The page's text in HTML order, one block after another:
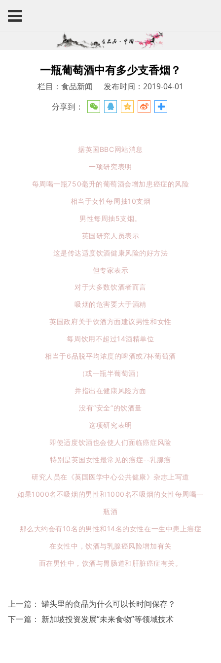
一瓶葡萄酒中有多少支香烟？
栏目：食品新闻
发布时间：2019-04-01
分享到：
据英国BBC网站消息
一项研究表明
每周喝一瓶750毫升的葡萄酒会增加患癌症的风险
相当于女性每周抽10支烟
男性每周抽5支烟。
英国研究人员表示
这是传达适度饮酒健康风险的好方法
但专家表示
对于大多数饮酒者而言
吸烟的危害要大于酒精
英国政府关于饮酒方面建议男性和女性
每周饮用不超过14酒精单位
相当于6品脱平均浓度的啤酒或7杯葡萄酒
（或一瓶半葡萄酒）
并指出在健康风险方面
没有“安全”的饮酒量
这项研究表明
即使适度饮酒也会使人们面临癌症风险
特别是英国女性最常见的癌症--乳腺癌
研究人员在《英国医学中心公共健康》杂志上写道
如果1000名不吸烟的男性和1000名不吸烟的女性每周喝一
瓶酒
那么大约会有10名的男性和14名的女性在一生中患上癌症
在女性中，饮酒与乳腺癌风险增加有关
而在男性中，饮酒与胃肠道和肝脏癌症有关。
上一篇： 罐头里的食品为什么可以长时间保存？
下一篇： 新加坡投资发展“未来食物”等领域技术